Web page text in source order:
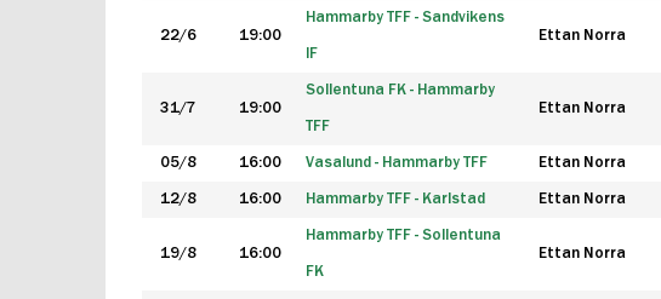
22/6 19:00
Hammarby TFF - Sandvikens
IF
Ettan Norra
31/7 19:00
Sollentuna FK - Hammarby
TFF
Ettan Norra
05/8 16:00 Vasalund - Hammarby TFF Ettan Norra
12/8 16:00 Hammarby TFF - Karlstad Ettan Norra
19/8 16:00
Hammarby TFF - Sollentuna
FK
Ettan Norra